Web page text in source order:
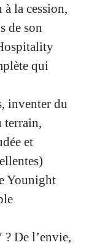
la cession,
de son
qui
inventer du
terrain,
et
Younight
De l’envie,